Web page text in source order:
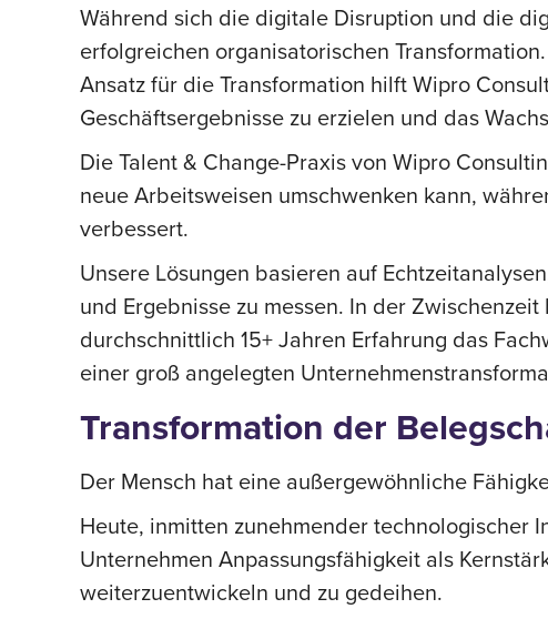
Während sich die digitale Disruption und die
erfolgreichen organisatorischen
Ansatz für die Transformation hilft Wipro
Geschäftsergebnisse zu erzielen und das
Die Talent & Change-Praxis von Wipro
neue Arbeitsweisen umschwenken kann,
verbessert.
Unsere Lösungen basieren auf
und Ergebnisse zu messen. In der
durchschnittlich 15+ Jahren Erfahrung das
einer groß angelegten
Transformation der
Der Mensch hat eine außergewöhnliche
Heute, inmitten zunehmender technologischer
Unternehmen Anpassungsfähigkeit als
weiterzuentwickeln und zu gedeihen.